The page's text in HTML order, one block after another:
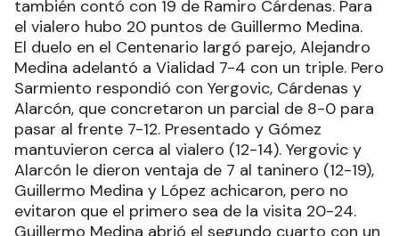
también contó con 19 de Ramiro Cárdenas. Para
el vialero hubo 20 puntos de Guillermo Medina.
El duelo en el Centenario largó parejo, Alejandro
Medina adelantó a Vialidad 7-4 con un triple. Pero
Sarmiento respondió con Yergovic, Cárdenas y
Alarcón, que concretaron un parcial de 8-0 para
pasar al frente 7-12. Presentado y Gómez
mantuvieron cerca al vialero (12-14). Yergovic y
Alarcón le dieron ventaja de 7 al taninero (12-19),
Guillermo Medina y López achicaron, pero no
evitaron que el primero sea de la visita 20-24.